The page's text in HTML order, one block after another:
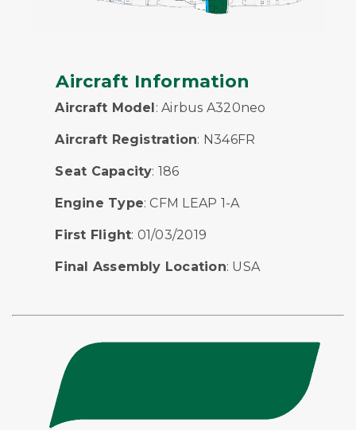
Aircraft Information
Aircraft Model: Airbus A320neo
Aircraft Registration: N346FR
Seat Capacity: 186
Engine Type: CFM LEAP 1-A
First Flight: 01/03/2019
Final Assembly Location: USA